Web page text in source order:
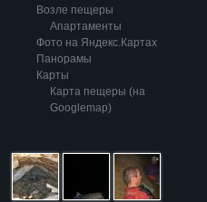
Возле пещеры
Апартаменты
Фото на Яндекс.Картах
Панорамы
Карты
Карта пещеры (на
Googlemap)